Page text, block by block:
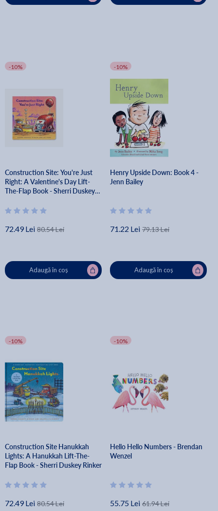
-10%
Construction Site: You're Just
Right: A Valentine's Day Lift-
The-Flap Book - Sherri Duskey
72.49 Lei 80.54 Lei
Adaugă în coș
-10%
Henry Upside Down: Book 4 -
Jenn Bailey
71.22 Lei 79.13 Lei
Adaugă în coș
-10%
Construction Site Hanukkah
Lights: A Hanukkah Lift-The-
Flap Book - Sherri Duskey Rinker
72.49 Lei 80.54 Lei
-10%
Hello Hello Numbers - Brendan
Wenzel
55.75 Lei 61.94 Lei